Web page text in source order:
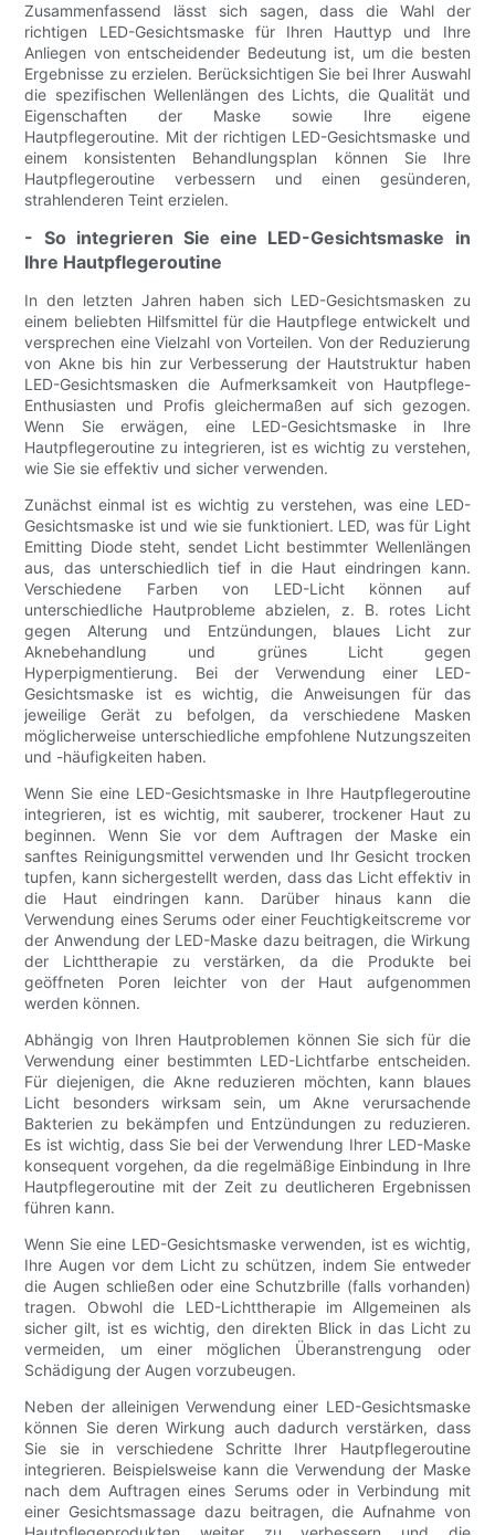
Zusammenfassend lässt sich sagen, dass die Wahl der
richtigen LED-Gesichtsmaske für Ihren Hauttyp und Ihre
Anliegen von entscheidender Bedeutung ist, um die besten
Ergebnisse zu erzielen. Berücksichtigen Sie bei Ihrer Auswahl
die spezifischen Wellenlängen des Lichts, die Qualität und
Eigenschaften der Maske sowie Ihre eigene
Hautpflegeroutine. Mit der richtigen LED-Gesichtsmaske und
einem konsistenten Behandlungsplan können Sie Ihre
Hautpflegeroutine verbessern und einen gesünderen,
strahlenderen Teint erzielen.
- So integrieren Sie eine LED-Gesichtsmaske in
Ihre Hautpflegeroutine
In den letzten Jahren haben sich LED-Gesichtsmasken zu
einem beliebten Hilfsmittel für die Hautpflege entwickelt und
versprechen eine Vielzahl von Vorteilen. Von der Reduzierung
von Akne bis hin zur Verbesserung der Hautstruktur haben
LED-Gesichtsmasken die Aufmerksamkeit von Hautpflege-
Enthusiasten und Profis gleichermaßen auf sich gezogen.
Wenn Sie erwägen, eine LED-Gesichtsmaske in Ihre
Hautpflegeroutine zu integrieren, ist es wichtig zu verstehen,
wie Sie sie effektiv und sicher verwenden.
Zunächst einmal ist es wichtig zu verstehen, was eine LED-
Gesichtsmaske ist und wie sie funktioniert. LED, was für Light
Emitting Diode steht, sendet Licht bestimmter Wellenlängen
aus, das unterschiedlich tief in die Haut eindringen kann.
Verschiedene Farben von LED-Licht können auf
unterschiedliche Hautprobleme abzielen, z. B. rotes Licht
gegen Alterung und Entzündungen, blaues Licht zur
Aknebehandlung und grünes Licht gegen
Hyperpigmentierung. Bei der Verwendung einer LED-
Gesichtsmaske ist es wichtig, die Anweisungen für das
jeweilige Gerät zu befolgen, da verschiedene Masken
möglicherweise unterschiedliche empfohlene Nutzungszeiten
und -häufigkeiten haben.
Wenn Sie eine LED-Gesichtsmaske in Ihre Hautpflegeroutine
integrieren, ist es wichtig, mit sauberer, trockener Haut zu
beginnen. Wenn Sie vor dem Auftragen der Maske ein
sanftes Reinigungsmittel verwenden und Ihr Gesicht trocken
tupfen, kann sichergestellt werden, dass das Licht effektiv in
die Haut eindringen kann. Darüber hinaus kann die
Verwendung eines Serums oder einer Feuchtigkeitscreme vor
der Anwendung der LED-Maske dazu beitragen, die Wirkung
der Lichttherapie zu verstärken, da die Produkte bei
geöffneten Poren leichter von der Haut aufgenommen
werden können.
Abhängig von Ihren Hautproblemen können Sie sich für die
Verwendung einer bestimmten LED-Lichtfarbe entscheiden.
Für diejenigen, die Akne reduzieren möchten, kann blaues
Licht besonders wirksam sein, um Akne verursachende
Bakterien zu bekämpfen und Entzündungen zu reduzieren.
Es ist wichtig, dass Sie bei der Verwendung Ihrer LED-Maske
konsequent vorgehen, da die regelmäßige Einbindung in Ihre
Hautpflegeroutine mit der Zeit zu deutlicheren Ergebnissen
führen kann.
Wenn Sie eine LED-Gesichtsmaske verwenden, ist es wichtig,
Ihre Augen vor dem Licht zu schützen, indem Sie entweder
die Augen schließen oder eine Schutzbrille (falls vorhanden)
tragen. Obwohl die LED-Lichttherapie im Allgemeinen als
sicher gilt, ist es wichtig, den direkten Blick in das Licht zu
vermeiden, um einer möglichen Überanstrengung oder
Schädigung der Augen vorzubeugen.
Neben der alleinigen Verwendung einer LED-Gesichtsmaske
können Sie deren Wirkung auch dadurch verstärken, dass
Sie sie in verschiedene Schritte Ihrer Hautpflegeroutine
integrieren. Beispielsweise kann die Verwendung der Maske
nach dem Auftragen eines Serums oder in Verbindung mit
einer Gesichtsmassage dazu beitragen, die Aufnahme von